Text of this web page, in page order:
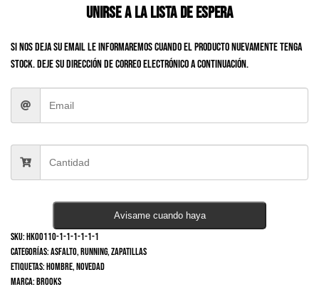
Unirse a la lista de espera
Si nos deja su email le informaremos cuando el producto nuevamente tenga
stock. Deje su dirección de correo electrónico a continuación.
Avisame cuando haya
SKU:HKOO110-1-1-1-1-1-1
Categorías:Asfalto,Running,Zapatillas
Etiquetas:Hombre,Novedad
Marca:Brooks